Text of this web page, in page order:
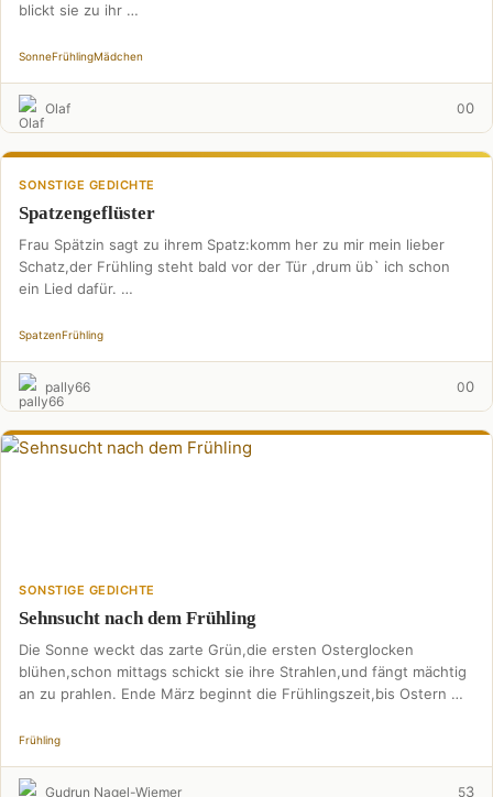
blickt sie zu ihr …
SonneFrühlingMädchen
Olaf 00
SONSTIGE GEDICHTE
Spatzengeflüster
Frau Spätzin sagt zu ihrem Spatz:komm her zu mir mein lieber
Schatz,der Frühling steht bald vor der Tür ,drum üb` ich schon
ein Lied dafür. …
SpatzenFrühling
pally66 00
SONSTIGE GEDICHTE
Sehnsucht nach dem Frühling
Die Sonne weckt das zarte Grün,die ersten Osterglocken
blühen,schon mittags schickt sie ihre Strahlen,und fängt mächtig
an zu prahlen. Ende März beginnt die Frühlingszeit,bis Ostern …
Frühling
Gudrun Nagel-Wiemer 53